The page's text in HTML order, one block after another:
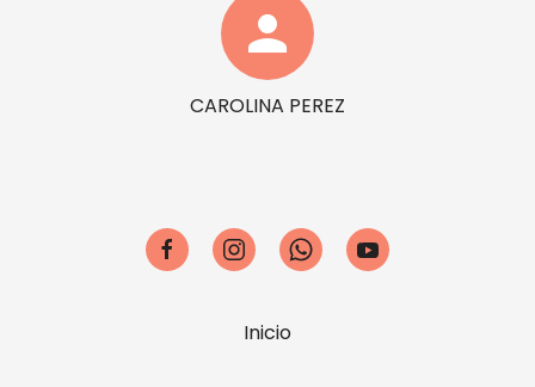
person
CAROLINA PEREZ
Inicio